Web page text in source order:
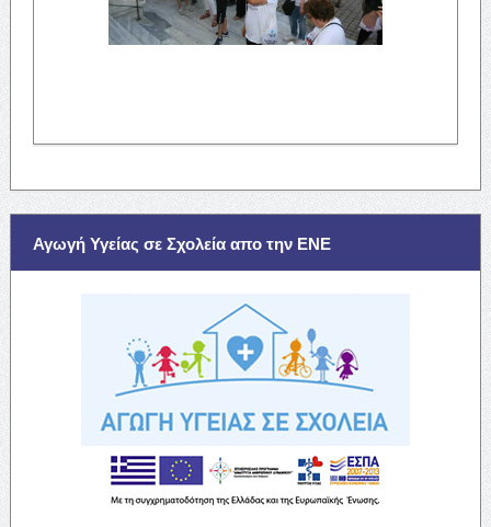
Αγωγή Υγείας σε Σχολεία απο την ΕΝΕ